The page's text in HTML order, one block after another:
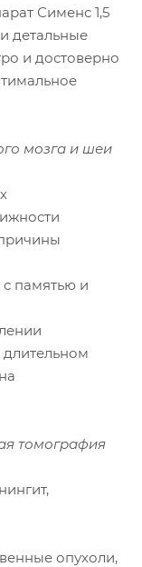
Сименс 1,5
детальные
и достоверно
мозга и шеи
памятью и
томография
опухоли,